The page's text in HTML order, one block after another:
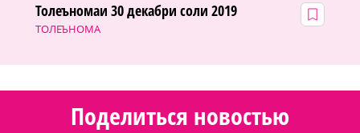
ТОЛЕЪНОМА
Толеъномаи 30 декабри соли 2019
Поделиться новостью